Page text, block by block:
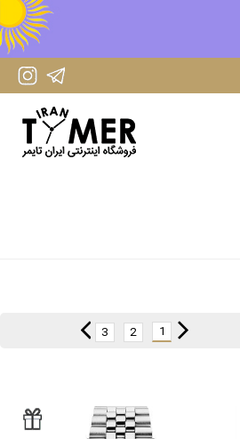
IranTimer Instagram Page
1
2
3